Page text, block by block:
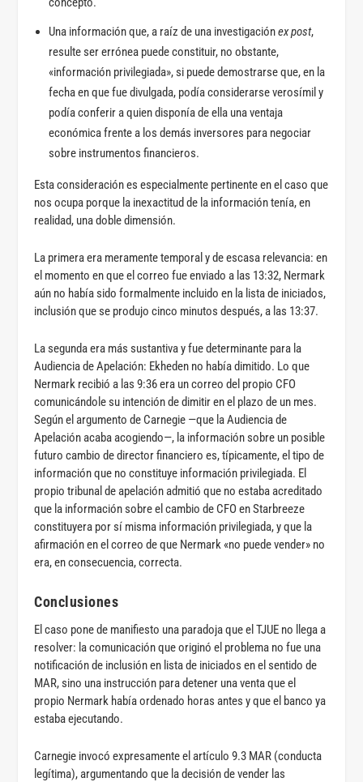
Una información que, a raíz de una investigaciónex post,
resulte ser errónea puede constituir, no obstante,
«información privilegiada», si puede demostrarse que, en la
fecha en que fue divulgada, podía considerarse verosímil y
podía conferir a quien disponía de ella una ventaja
económica frente a los demás inversores para negociar
sobre instrumentos financieros.
Esta consideración es especialmente pertinente en el caso que
nos ocupa porque la inexactitud de la información tenía, en
realidad, una doble dimensión.
La primera era meramente temporal y de escasa relevancia: en
el momento en que el correo fue enviado a las 13:32, Nermark
aún no había sido formalmente incluido en la lista de iniciados,
inclusión que se produjo cinco minutos después, a las 13:37.
La segunda era más sustantiva y fue determinante para la
Audiencia de Apelación: Ekheden no había dimitido. Lo que
Nermark recibió a las 9:36 era un correo del propio CFO
comunicándole su intención de dimitir en el plazo de un mes.
Según el argumento de Carnegie —que la Audiencia de
Apelación acaba acogiendo—, la información sobre un posible
futuro cambio de director financiero es, típicamente, el tipo de
información que no constituye información privilegiada. El
propio tribunal de apelación admitió que no estaba acreditado
que la información sobre el cambio de CFO en Starbreeze
constituyera por sí misma información privilegiada, y que la
afirmación en el correo de que Nermark «no puede vender» no
era, en consecuencia, correcta.
Conclusiones
El caso pone de manifiesto una paradoja que el TJUE no llega a
resolver: la comunicación que originó el problema no fue una
notificación de inclusión en lista de iniciados en el sentido de
MAR, sino una instrucción para detener una venta que el
propio Nermark había ordenado horas antes y que el banco ya
estaba ejecutando.
Carnegie invocó expresamente el artículo 9.3 MAR (conducta
legítima), argumentando que la decisión de vender las